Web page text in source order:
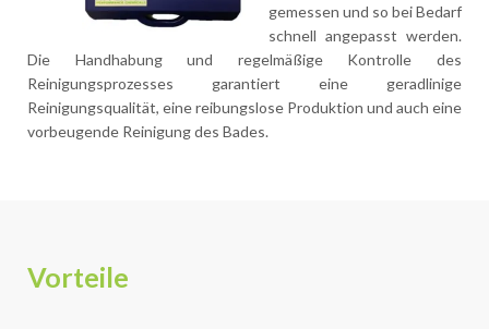
gemessen und so bei Bedarf
schnell angepasst werden.
Die Handhabung und regelmäßige Kontrolle des
Reinigungsprozesses garantiert eine geradlinige
Reinigungsqualität, eine reibungslose Produktion und auch eine
vorbeugende Reinigung des Bades.
Vorteile